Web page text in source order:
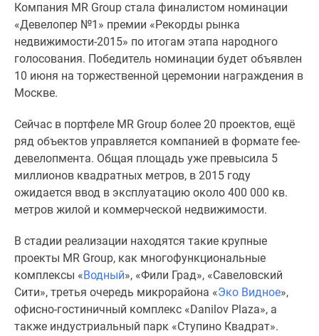
предложения
Коммерческие
помещения
Продавцы
застройщики
новостроек
Видеообзор
новостроек
Экспертиза
новостроек
Экология
Москвы
Подмосковья
Студии
комнатные
Компания MR Group стала финалистом номинации
«Девелопер №1» премии «Рекорды рынка
недвижимости-2015» по итогам этапа народного
голосования. Победитель номинации будет объявлен
10 июня на торжественной церемонии награждения в
Москве.
Сейчас в портфеле MR Group более 20 проектов, ещё
ряд объектов управляется компанией в формате fee-
девелопмента. Общая площадь уже превысила 5
миллионов квадратных метров, в 2015 году
ожидается ввод в эксплуатацию около 400 000 кв.
метров жилой и коммерческой недвижимости.
В стадии реализации находятся такие крупные
проекты MR Group, как многофункциональные
комплексы «Водный», «Фили Град», «Савеловский
Сити», третья очередь микрорайона «Эко Видное»,
офисно-гостиничный комплекс «Danilov Plaza», а
также индустриальный парк «Ступино Квадрат».